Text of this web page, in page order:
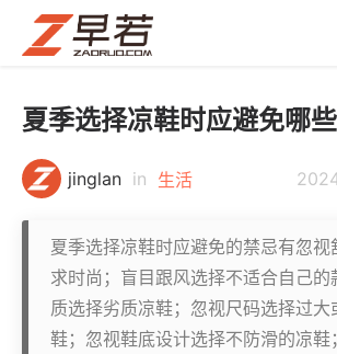
夏季选择凉鞋时应避免哪
jinglan in 生活
夏季选择凉鞋时应避免的禁忌有忽视
求时尚；盲目跟风选择不适合自己的
质选择劣质凉鞋；忽视尺码选择过大
鞋；忽视鞋底设计选择不防滑的凉鞋